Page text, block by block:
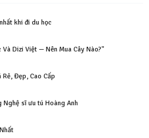
khi đi du học
Và Dizi Việt — Nên Mua Cây Nào?"
Rẻ, Đẹp, Cao Cấp
Nghệ sĩ ưu tú Hoàng Anh